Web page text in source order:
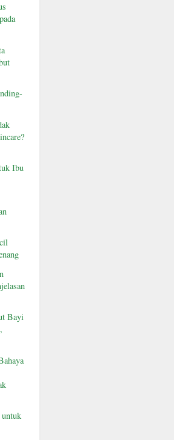
Ibu
Bayi